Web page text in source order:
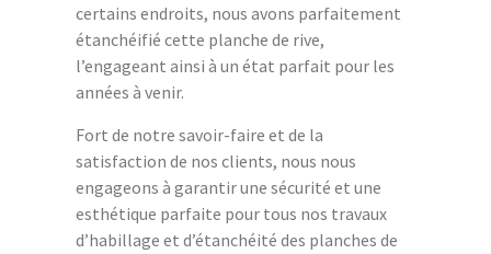
certains endroits, nous avons parfaitement
étanchéifié cette planche de rive,
l’engageant ainsi à un état parfait pour les
années à venir.
Fort de notre savoir-faire et de la
satisfaction de nos clients, nous nous
engageons à garantir une sécurité et une
esthétique parfaite pour tous nos travaux
d’habillage et d’étanchéité des planches de